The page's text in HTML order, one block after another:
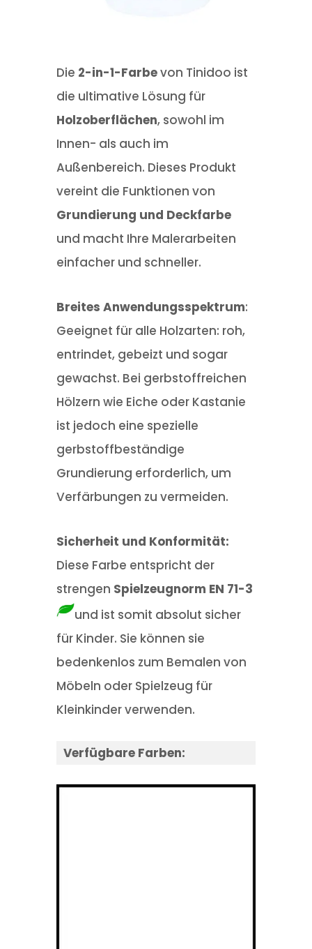
Die 2-in-1-Farbevon Tinidoo ist
die ultimative Lösung für
Holzoberflächen, sowohl im
Innen- als auch im
Außenbereich. Dieses Produkt
vereint die Funktionen von
Grundierung und Deckfarbe
und macht Ihre Malerarbeiten
einfacher und schneller.
Breites Anwendungsspektrum:
Geeignet für alle Holzarten: roh,
entrindet, gebeizt und sogar
gewachst. Bei gerbstoffreichen
Hölzern wie Eiche oder Kastanie
ist jedoch eine spezielle
gerbstoffbeständige
Grundierung erforderlich, um
Verfärbungen zu vermeiden.
Sicherheit und Konformität:
Diese Farbe entspricht der
strengen Spielzeugnorm EN 71-3
und ist somit absolut sicher
für Kinder. Sie können sie
bedenkenlos zum Bemalen von
Möbeln oder Spielzeug für
Kleinkinder verwenden.
Verfügbare Farben: